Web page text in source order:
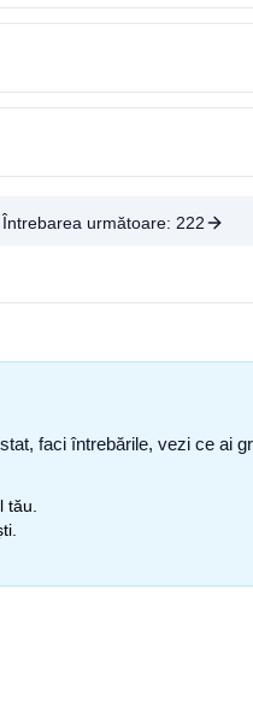
Întrebarea următoare: 222
faci întrebările, vezi ce ai
tău.